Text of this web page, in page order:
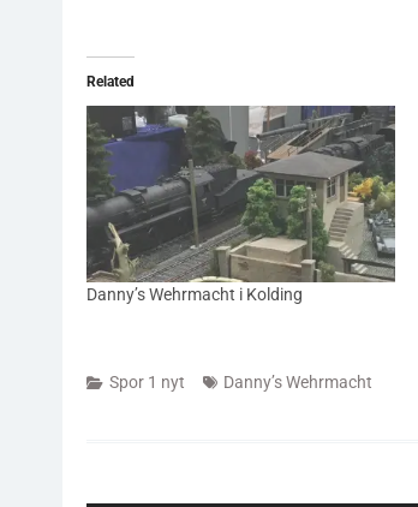
Related
Danny’s Wehrmacht i Kolding
Spor 1 nyt Danny’s Wehrmacht